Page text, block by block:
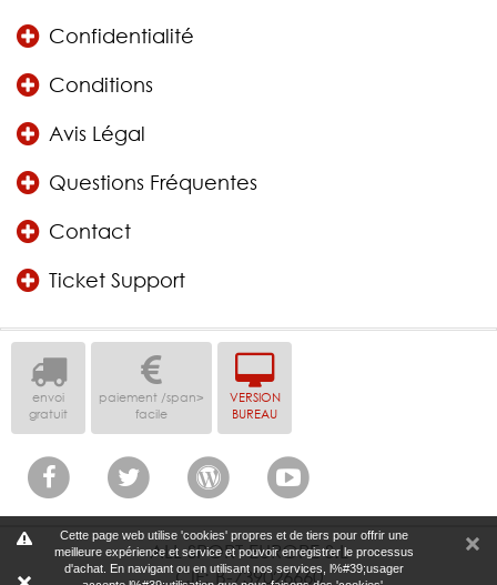
Cette page web utilise 'cookies' propres et de tiers pour offrir une
meilleure expérience et service et pouvoir enregistrer le processus
d'achat. En navigant ou en utilisant nos services, l%#39;usager
Confidentialité
Conditions
Avis Légal
Questions Fréquentes
Contact
Ticket Support
envoi
gratuit
paiement /span>
facile
VERSION
BUREAU
ALL SPORT EUROPE S.L
CIF: B-739026660